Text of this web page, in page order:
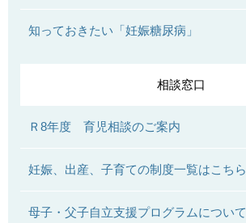
知っておきたい「妊娠糖尿病」
相談窓口
Ｒ8年度 育児相談のご案内
妊娠、出産、子育ての制度一覧はこちら
母子・父子自立支援プログラムについて